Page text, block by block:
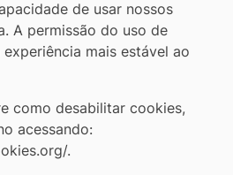
de usar nossos
A permissão do uso de
mais estável ao
como desabilitar cookies,
acessando:
.